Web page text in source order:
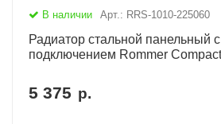
В наличии Арт.: RRS-1010-225060
Радиатор стальной панельный
подключением Rommer
5 375 р.